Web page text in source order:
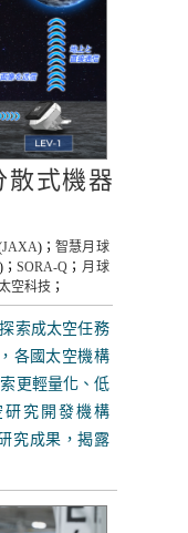
散式機器
JAXA)； 智慧月球
)； SORA-Q； 月球
空科技 ；
索成太空任務
各國太空機構
更輕量化、低
究開發機構
究成果，揭露